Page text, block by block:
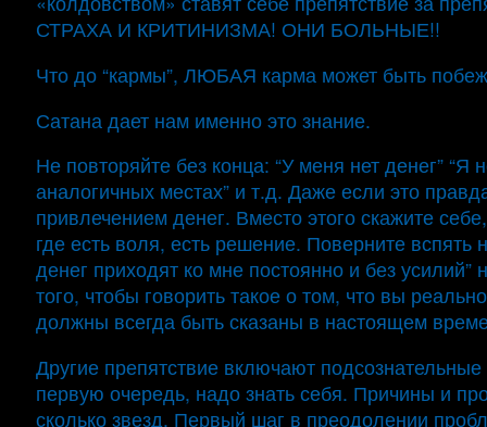
СТРАХА И КРИТИНИЗМА! ОНИ БОЛЬНЫЕ!!
Что до “кармы”, ЛЮБАЯ карма может быть
Сатана дает нам именно это знание.
Не повторяйте без конца: “У меня нет денег”
аналогичных местах” и т.д. Даже если это
привлечением денег. Вместо этого скажите
где есть воля, есть решение. Поверните
денег приходят ко мне постоянно и без
того, чтобы говорить такое о том, что вы
должны всегда быть сказаны в настоящем
Другие препятствие включают
первую очередь, надо знать себя. Причины и
сколько звезд. Первый шаг в преодолении